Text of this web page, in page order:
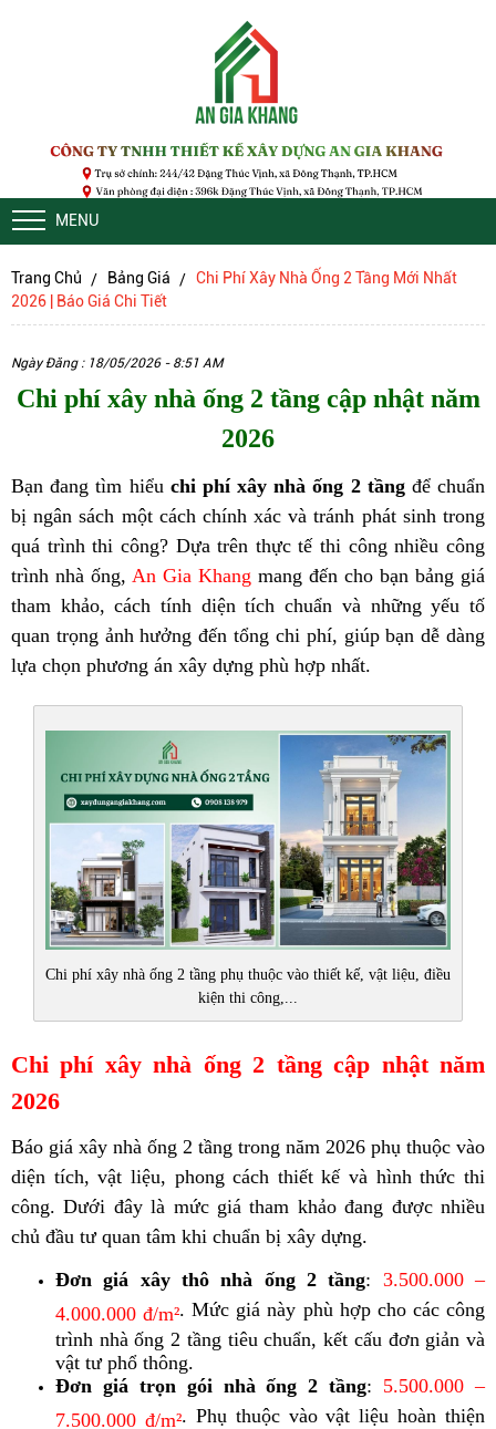
MENU
Trang Chủ Bảng Giá
Chi Phí Xây Nhà Ống 2 Tầng Mới Nhất
2026 | Báo Giá Chi Tiết
Ngày Đăng : 18/05/2026 - 8:51 AM
Chi phí xây nhà ống 2 tầng cập nhật năm
2026
Bạn đang tìm hiểu chi phí xây nhà ống 2 tầngđể chuẩn
bị ngân sách một cách chính xác và tránh phát sinh trong
quá trình thi công? Dựa trên thực tế thi công nhiều công
trình nhà ống, An Gia Khang mang đến cho bạn bảng giá
tham khảo, cách tính diện tích chuẩn và những yếu tố
quan trọng ảnh hưởng đến tổng chi phí, giúp bạn dễ dàng
lựa chọn phương án xây dựng phù hợp nhất.
Chi phí xây nhà ống 2 tầng phụ thuộc vào thiết kế, vật liệu, điều
kiện thi công,...
Chi phí xây nhà ống 2 tầng cập nhật năm
2026
Báo giá xây nhà ống 2 tầng trong năm 2026 phụ thuộc vào
diện tích, vật liệu, phong cách thiết kế và hình thức thi
công. Dưới đây là mức giá tham khảo đang được nhiều
chủ đầu tư quan tâm khi chuẩn bị xây dựng.
Đơn giá xây thô nhà ống 2 tầng: 3.500.000 –
4.000.000 đ/m².Mức giá này phù hợp cho các công
trình nhà ống 2 tầng tiêu chuẩn, kết cấu đơn giản và
vật tư phổ thông.
Đơn giá trọn gói nhà ống 2 tầng: 5.500.000 –
7.500.000 đ/m². Phụ thuộc vào vật liệu hoàn thiện